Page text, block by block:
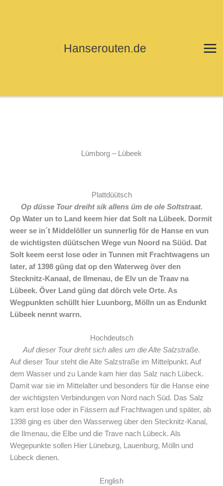
Hanserouten.de
Lümborg – Lübeek
Plattdüütsch
Op düsse Tour dreiht sik allens üm de ole Soltstraat.
Op Water un to Land keem hier dat Solt na Lübeek. Dormit
weer se in´t Middelöller un sunnerlig för de Hanse en vun
de wichtigsten düütschen Wege vun Noord na Süüd. Dat
Solt keem eerst lose oder in Tunnen mit Frachtwagens un
later, af 1398 güng dat op den Waterweg över den
Stecknitz-Kanaal, de Ilmenau, de Elv un de Traav na
Lübeek. Över Land güng dat dörch vele Orte. As
Wegpunkten schüllt hier Luunborg, Mölln un as Endunkt
Lübeek nennt warrn.
Hochdeutsch
Auf dieser Tour dreht sich alles um die Alte Salzstraße.
Auf dieser Tour steht die Alte Salzstraße im Mittelpunkt. Auf
dem Wasser und zu Lande kam hier das Salz nach Lübeck.
Damit war sie im Mittelalter und besonders für die Hanse eine
der wichtigsten Verbindungen von Nord nach Süd. Das Salz
kam erst lose oder in Fässern auf Frachtwagen und später, ab
1398 ging es über den Wasserweg über den Stecknitz-Kanal,
die Ilmenau, die Elbe und die Trave nach Lübeck. Als
Wegepunkte sollen Hier Lüneburg, Lauenburg, Mölln und
Lübeck dienen.
English